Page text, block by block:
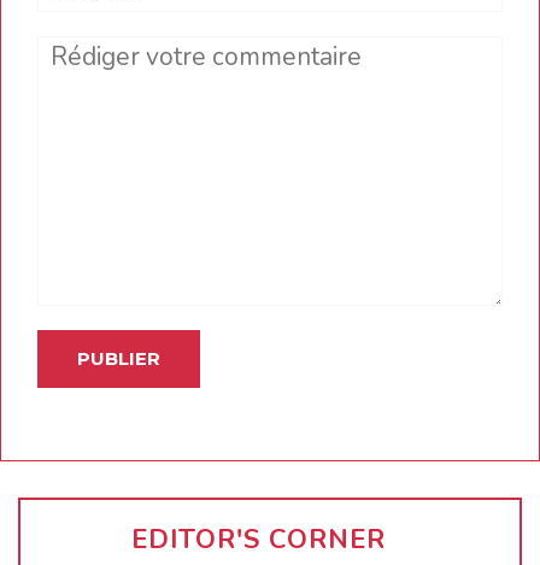
Comment
EDITOR'S CORNER